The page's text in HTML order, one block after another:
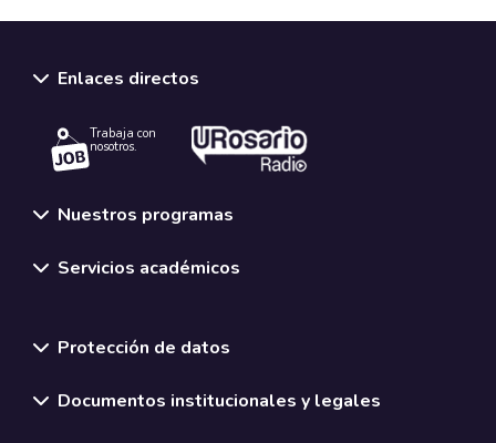
Enlaces directos
Trabaja con
nosotros.
Nuestros programas
Servicios académicos
Protección de datos
Documentos institucionales y legales